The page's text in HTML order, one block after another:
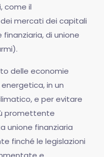
come il
mercati dei capitali
finanziaria, di unione
delle economie
in un
e per evitare
promettente
unione finanziaria
finché le legislazioni